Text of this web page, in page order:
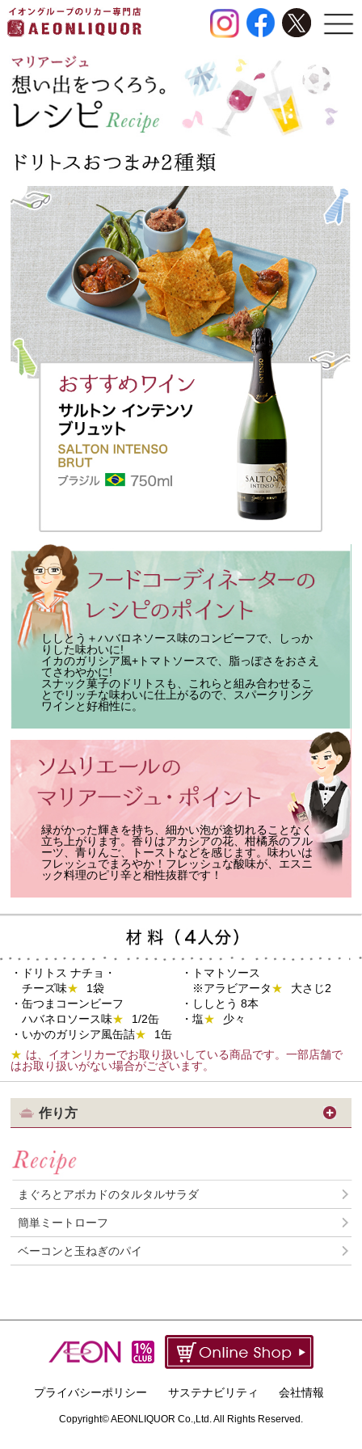
ししとう＋ハバロネソース味のコンビーフで、しっか
りした味わいに!
イカのガリシア風+トマトソースで、脂っぽさをおさえ
てさわやかに!
スナック菓子のドリトスも、これらと組み合わせるこ
とでリッチな味わいに仕上がるので、スパークリング
ワインと好相性に。
緑がかった輝きを持ち、細かい泡が途切れることなく
立ち上がります。香りはアカシアの花、柑橘系のフル
ーツ、青りんご、トーストなどを感じます。味わいは
フレッシュでまろやか！フレッシュな酸味が、エスニ
ック料理のピリ辛と相性抜群です！
・ドリトス ナチョ・
チーズ味★
1袋
・缶つまコーンビーフ
ハバネロソース味★
1/2缶
・いかのガリシア風缶詰★ 1缶
・トマトソース
※アラビアータ★
大さじ2
・ししとう 8本
・塩★ 少々
★ は、イオンリカーでお取り扱いしている商品です。一部店舗で
はお取り扱いがない場合がございます。
作り方
まぐろとアボカドのタルタルサラダ
簡単ミートローフ
ベーコンと玉ねぎのパイ
プライバシーポリシー サステナビリティ 会社情報
Copyright© AEONLIQUOR Co.,Ltd. All Rights Reserved.